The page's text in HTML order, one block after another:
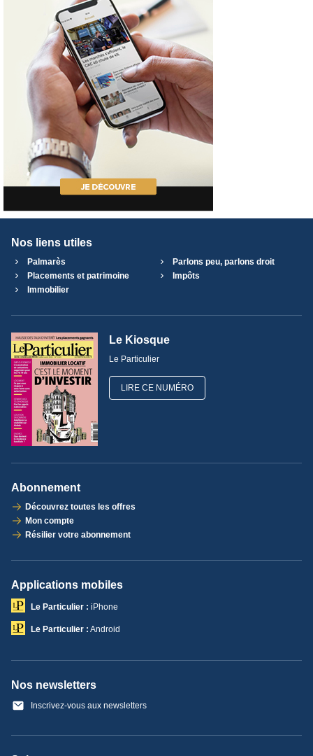
Nos liens utiles
Palmarès
Parlons peu, parlons droit
Placements et patrimoine
Impôts
Immobilier
Le Kiosque
Le Particulier
LIRE CE NUMÉRO
Abonnement
Découvrez toutes les offres
Mon compte
Résilier votre abonnement
Applications mobiles
Le Particulier : iPhone
Le Particulier : Android
Nos newsletters
Inscrivez-vous aux newsletters